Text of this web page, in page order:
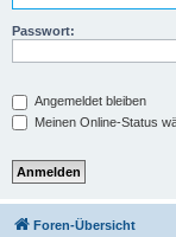
Passwort:
Angemeldet bleiben
Meinen Online-Status
Foren-Übersicht